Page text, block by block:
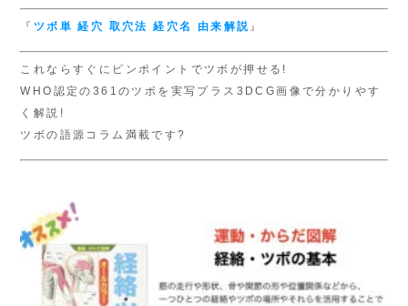
『 ツボ単経穴 取穴法経穴名 由来解説』
これならすぐにピンポイントでツボが押せる!
WHO認定の361のツボを実写プラス3DCG画像で分かりやす
く解説!
ツボの語源コラム満載です?